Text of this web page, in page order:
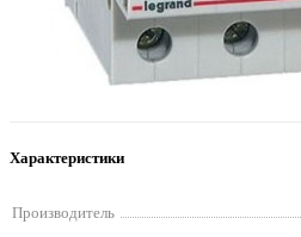
Характеристики
Производитель